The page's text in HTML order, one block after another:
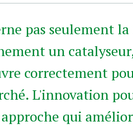
pas seulement
un
correctement
L'innovation
qui